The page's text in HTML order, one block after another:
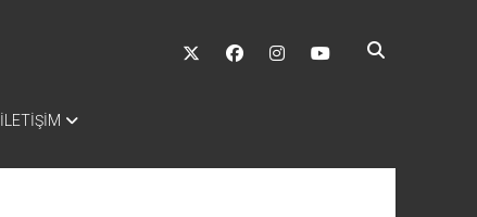
twitter facebookinstagramyoutube
İLETİŞİM